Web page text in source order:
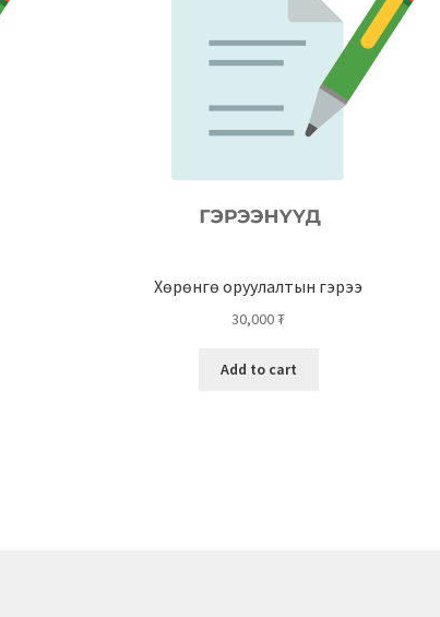
Хөрөнгө оруулалтын гэрээ
30,000₮
Add to cart